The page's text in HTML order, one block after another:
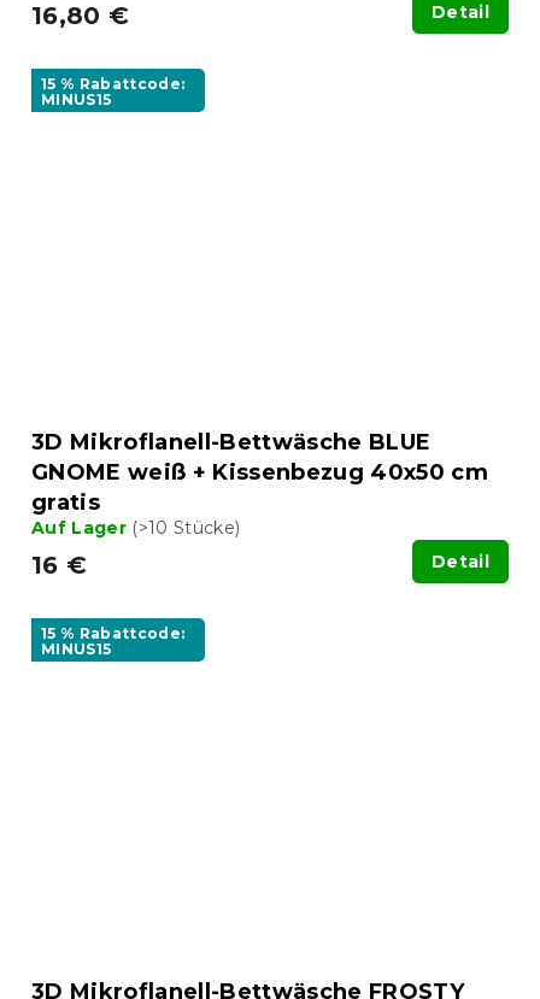
16,80 € Detail
15 % Rabattcode:
MINUS15
3D Mikroflanell-Bettwäsche BLUE
GNOME weiß + Kissenbezug 40x50 cm
gratis
Auf Lager (>10 Stücke)
16 € Detail
15 % Rabattcode:
MINUS15
3D Mikroflanell-Bettwäsche FROSTY